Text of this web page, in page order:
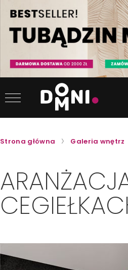
Strona główna Galeria wnętrz